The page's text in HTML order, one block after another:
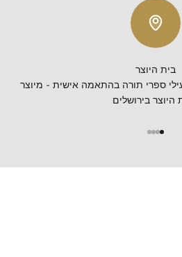
בית היוצר
ספרי תורה בהתאמה אישית - מיוצר
היוצר בירושלים